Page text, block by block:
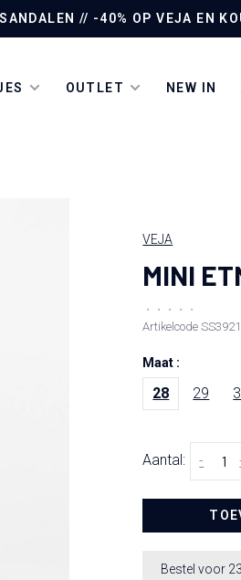
// -40% OP VEJA EN
OUTLET NEW IN
VEJA
MINI
• • • •
•
Artikelcode
Maat :
28 29
Aantal: -
Bestel voor